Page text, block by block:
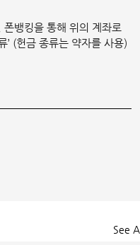
뱅킹을 통해 위의 계좌로
’ (헌금 종류는 약자를 사용)
See All